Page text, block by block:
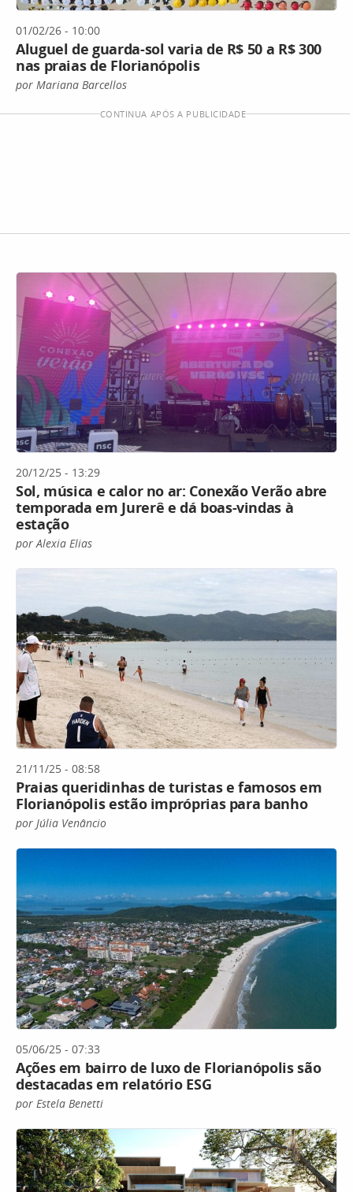
01/02/26 - 10:00
Aluguel de guarda-sol varia de R$ 50 a R$ 300
nas praias de Florianópolis
por Mariana Barcellos
CONTINUA APÓS A PUBLICIDADE
20/12/25 - 13:29
Sol, música e calor no ar: Conexão Verão abre
temporada em Jurerê e dá boas-vindas à
estação
por Alexia Elias
21/11/25 - 08:58
Praias queridinhas de turistas e famosos em
Florianópolis estão impróprias para banho
por Júlia Venâncio
05/06/25 - 07:33
Ações em bairro de luxo de Florianópolis são
destacadas em relatório ESG
por Estela Benetti